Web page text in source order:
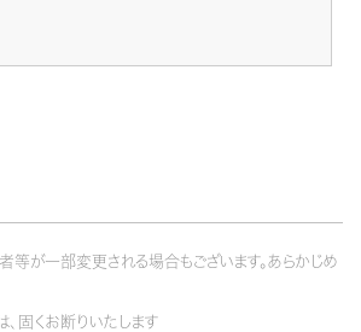
等が一部変更される場合もございます。あらかじめ
固くお断りいたします